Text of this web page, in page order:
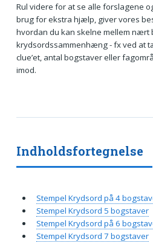
Rul videre for at se alle forslagene
brug for ekstra hjælp, giver vores
hvordan du kan skelne mellem
krydsordssammenhæng - fx ved at
clue’et, antal bogstaver eller
imod.
Indholdsfortegnelse
Stempel Krydsord på 4
Stempel Krydsord 5 bogstaver
Stempel Krydsord på 6
Stempel Krydsord 7 bogstaver